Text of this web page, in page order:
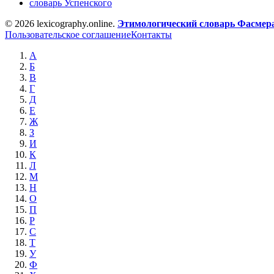
словарь Успенского
© 2026 lexicography.online. Этимологический словарь
Пользовательское соглашениеКонтакты
А
Б
В
Г
Д
Е
Ж
З
И
К
Л
М
Н
О
П
Р
С
Т
У
Ф